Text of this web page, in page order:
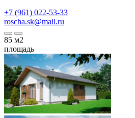
+7 (961) 022-53-33
roscha.sk@mail.ru
85 м2
площадь